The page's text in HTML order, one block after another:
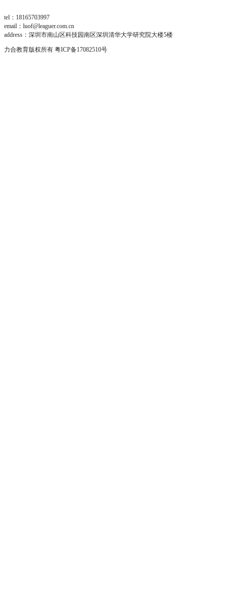
tel：18165703997
email：luof@leaguer.com.cn
address：深圳市南山区科技园南区深圳清华大学研究院大楼5楼
力合教育版权所有 粤ICP备17082510号